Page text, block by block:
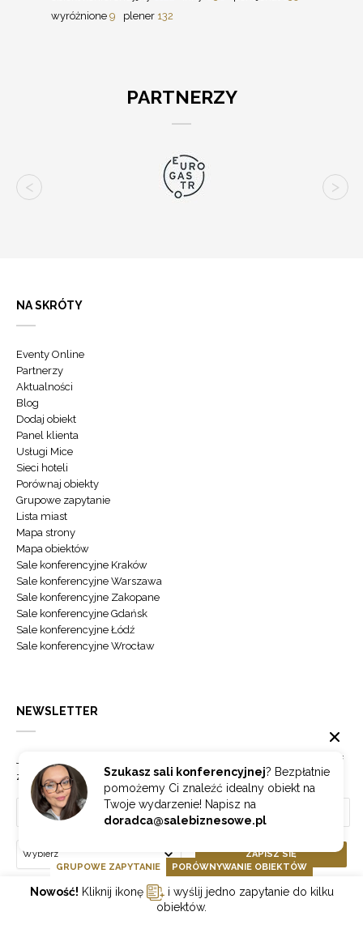
wyróżnione 9 plener 132
PARTNERZY
Szukasz sali konferencyjnej? Bezpłatnie
pomożemy Ci znaleźć idealny obiekt na
Twoje wydarzenie! Napisz na
doradca@salebiznesowe.pl
NA SKRÓTY
Eventy Online
Partnerzy
Aktualności
Blog
Dodaj obiekt
Panel klienta
Usługi Mice
Sieci hoteli
Porównaj obiekty
Grupowe zapytanie
Lista miast
Mapa strony
Mapa obiektów
Sale konferencyjne Kraków
Sale konferencyjne Warszawa
Sale konferencyjne Zakopane
Sale konferencyjne Gdańsk
Sale konferencyjne Łódź
Sale konferencyjne Wrocław
NEWSLETTER
Jeżeli chcesz otrzymywać najnowsze informacje o branży hotelowej
zapisz się do naszego newslettera.
Wybierz ZAPISZ SIĘ
GOONLINE.PL SPÓŁKA Z OGRANICZONĄ ODPOWIEDZIALNOŚCIĄ SP.K.
GRUPOWE ZAPYTANIE PORÓWNYWANIE OBIEKTÓW
Nowość! Kliknij ikonę
i wyślij jedno zapytanie do kilku
obiektów.